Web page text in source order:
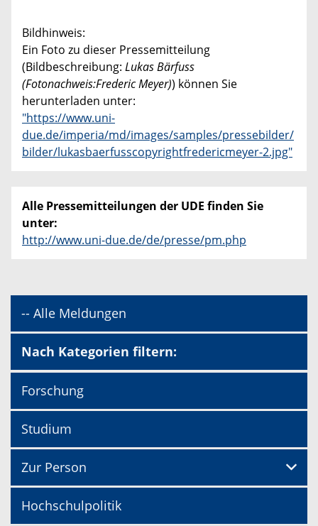
Bildhinweis:
Ein Foto zu dieser Pressemitteilung
(Bildbeschreibung: Lukas Bärfuss
(Fotonachweis:Frederic Meyer)) können Sie
herunterladen unter:
"https://www.uni-
due.de/imperia/md/images/samples/pressebilder/
bilder/lukasbaerfusscopyrightfredericmeyer-2.jpg"
Alle Pressemitteilungen der UDE finden Sie
unter:
http://www.uni-due.de/de/presse/pm.php
-- Alle Meldungen
Nach Kategorien filtern:
Forschung
Studium
Zur Person
Hochschulpolitik